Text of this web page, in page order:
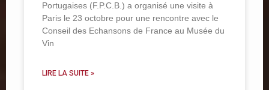
Portugaises (F.P.C.B.) a organisé une visite à
Paris le 23 octobre pour une rencontre avec le
Conseil des Echansons de France au Musée du
Vin
LIRE LA SUITE »